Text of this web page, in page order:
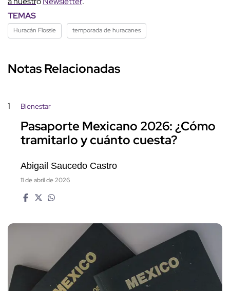
TEMAS
Huracán Flossie temporada de huracanes
Notas Relacionadas
1 Bienestar
Pasaporte Mexicano 2026: ¿Cómo
tramitarlo y cuánto cuesta?
Abigail Saucedo Castro
11 de abril de 2026